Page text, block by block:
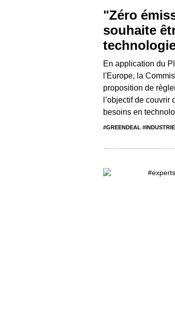
"Zéro
souhaite
En application du
l'Europe, la
proposition de
l’objectif de couvrir
besoins en
#GREENDEAL